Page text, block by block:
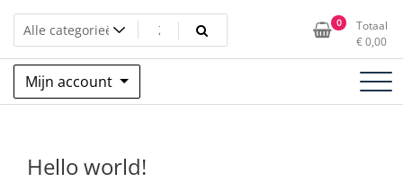
0
Totaal
€0,00
Mijn account
Hello world!